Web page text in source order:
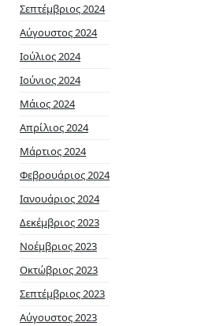
Σεπτέμβριος 2024
Αύγουστος 2024
Ιούλιος 2024
Ιούνιος 2024
Μάιος 2024
Απρίλιος 2024
Μάρτιος 2024
Φεβρουάριος 2024
Ιανουάριος 2024
Δεκέμβριος 2023
Νοέμβριος 2023
Οκτώβριος 2023
Σεπτέμβριος 2023
Αύγουστος 2023